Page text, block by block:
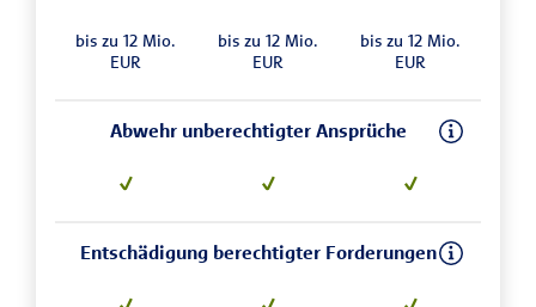
bis zu 12 Mio.
EUR
bis zu 12 Mio.
EUR
bis zu 12 Mio.
EUR
Abwehr unberechtigter Ansprüche
Entschädigung berechtigter Forderungen